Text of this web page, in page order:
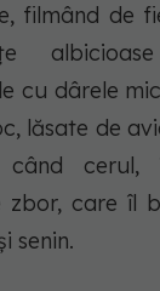
filmând de
cu dârele
lăsate de
cerul,
care îl
senin.